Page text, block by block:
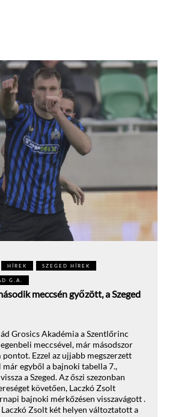
HÍREK SZEGED HÍREK
G.A.
meccsén győzött, a Szeged
Grosics Akadémia a Szentlőrinc
meccsével, már másodszor
Ezzel az ujjabb megszerzett
egyből a bajnoki tabella 7.,
a Szeged. Az őszi szezonban
követően, Laczkó Zsolt
bajnoki mérkőzésen visszavágott .
Zsolt két helyen változtatott a